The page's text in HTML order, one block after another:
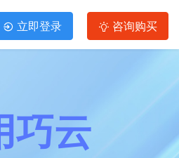
立即登录 咨询购买
巧云